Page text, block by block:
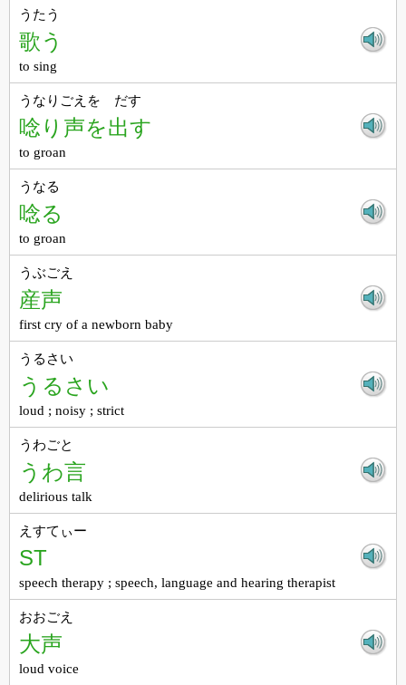
うたう
歌う
to sing
うなりごえを だす
唸り声を出す
to groan
うなる
唸る
to groan
うぶごえ
産声
first cry of a newborn baby
うるさい
うるさい
loud ; noisy ; strict
うわごと
うわ言
delirious talk
えすてぃー
ST
speech therapy ; speech, language and hearing therapist
おおごえ
大声
loud voice